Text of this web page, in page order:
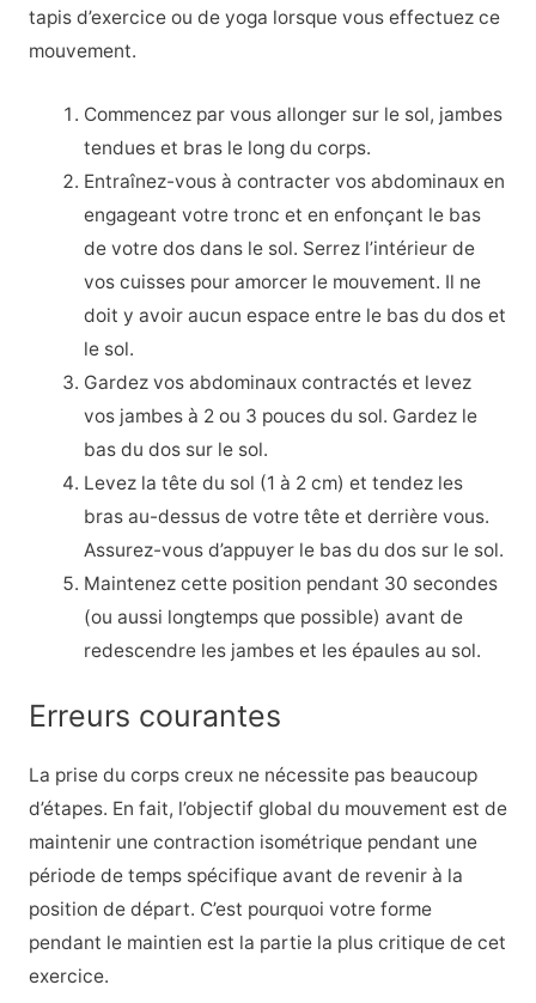
tapis d’exercice ou de yoga lorsque vous effectuez ce
mouvement.
Commencez par vous allonger sur le sol, jambes
tendues et bras le long du corps.
Entraînez-vous à contracter vos abdominaux en
engageant votre tronc et en enfonçant le bas
de votre dos dans le sol. Serrez l’intérieur de
vos cuisses pour amorcer le mouvement. Il ne
doit y avoir aucun espace entre le bas du dos et
le sol.
Gardez vos abdominaux contractés et levez
vos jambes à 2 ou 3 pouces du sol. Gardez le
bas du dos sur le sol.
Levez la tête du sol (1 à 2 cm) et tendez les
bras au-dessus de votre tête et derrière vous.
Assurez-vous d’appuyer le bas du dos sur le sol.
Maintenez cette position pendant 30 secondes
(ou aussi longtemps que possible) avant de
redescendre les jambes et les épaules au sol.
Erreurs courantes
La prise du corps creux ne nécessite pas beaucoup
d’étapes. En fait, l’objectif global du mouvement est de
maintenir une contraction isométrique pendant une
période de temps spécifique avant de revenir à la
position de départ. C’est pourquoi votre forme
pendant le maintien est la partie la plus critique de cet
exercice.